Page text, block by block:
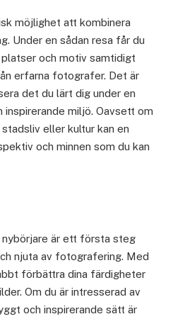
möjlighet att kombinera
Under en sådan resa får du
och motiv samtidigt
erfarna fotografer. Det är
det du lärt dig under en
miljö. Oavsett om
eller kultur kan en
och minnen som du kan
är ett första steg
njuta av fotografering. Med
förbättra dina färdigheter
Om du är intresserad av
och inspirerande sätt är